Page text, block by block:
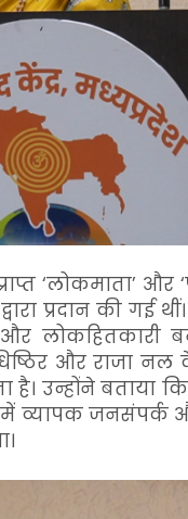
‘लोकमाता’ और
प्रदान की गई
लोकहितकारी
और राजा नल
है। उन्होंने बताया
व्यापक जनसंपर्क